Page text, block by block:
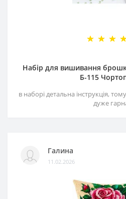
Набір для вишивання
Б-115
в наборі детальна інструкція,
дуже
Галина
11.02.2026